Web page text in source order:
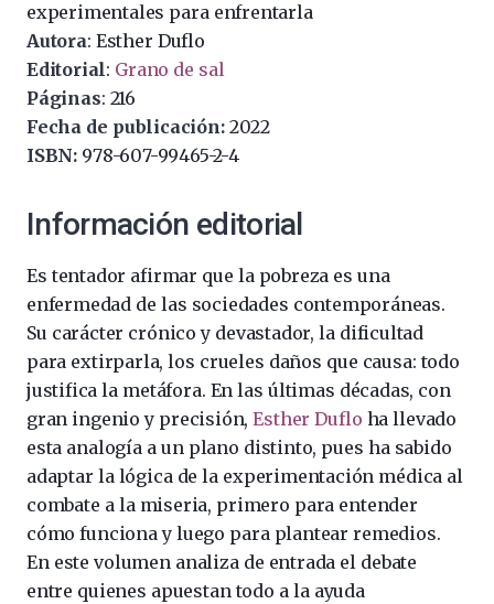
experimentales para enfrentarla
Autora: Esther Duflo
Editorial: Grano de sal
Páginas: 216
Fecha de publicación:2022
ISBN: 978-607-99465-2-4
Información editorial
Es tentador afirmar que la pobreza es una
enfermedad de las sociedades contemporáneas.
Su carácter crónico y devastador, la dificultad
para extirparla, los crueles daños que causa: todo
justifica la metáfora. En las últimas décadas, con
gran ingenio y precisión,Esther Duflo ha llevado
esta analogía a un plano distinto, pues ha sabido
adaptar la lógica de la experimentación médica al
combate a la miseria, primero para entender
cómo funciona y luego para plantear remedios.
En este volumen analiza de entrada el debate
entre quienes apuestan todo a la ayuda